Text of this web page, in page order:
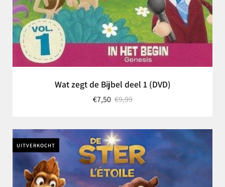
Wat zegt de Bijbel deel 1 (DVD)
€7,50 €9,99
UITVERKOCHT